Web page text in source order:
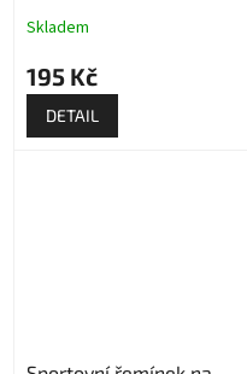
Skladem
195 Kč
DETAIL